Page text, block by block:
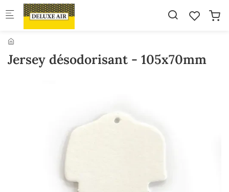
Skip to main content
Jersey désodorisant - 105x70mm